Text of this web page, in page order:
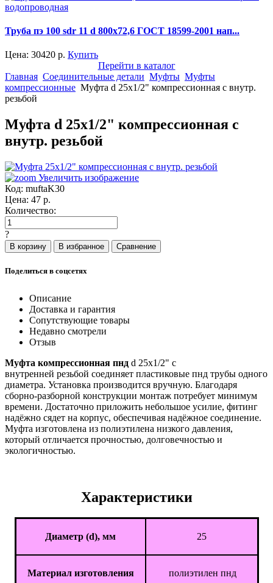
Труба пэ 100 sdr 11 d 800x72,6 ГОСТ 18599-2001 нап...
Цена: 30420 р. Купить
Перейти в каталог
Главная Соединительные детали Муфты Муфты
компрессионные Муфта d 25x1/2" компрессионная с внутр.
резьбой
Муфта d 25x1/2" компрессионная с
внутр. резьбой
Увеличить изображение
Код: muftaK30
Цена: 47 р.
Количество:
?
Поделиться в соцсетях
Описание
Доставка и гарантия
Сопутствующие товары
Недавно смотрели
Отзыв
Муфта компрессионная пнд d 25x1/2" с
внутренней резьбой соединяет пластиковые пнд трубы одного
диаметра. Установка производится вручную. Благодаря
сборно-разборной конструкции монтаж потребует минимум
времени. Достаточно приложить небольшое усилие, фитинг
надёжно сядет на корпус, обеспечивая надёжное соединение.
Муфта изготовлена из полиэтилена низкого давления,
который отличается прочностью, долговечностью и
экологичностью.
Характеристики
Диаметр (d), мм 25
Материал изготовления полиэтилен пнд